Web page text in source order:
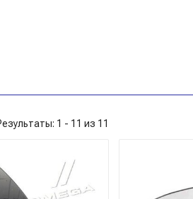
1 - 11 из 11